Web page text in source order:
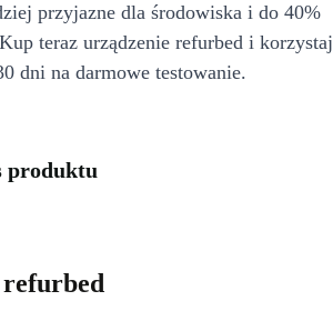
przyjazne dla środowiska i do 40%
teraz urządzenie refurbed i korzystaj
dni na darmowe testowanie.
produktu
refurbed